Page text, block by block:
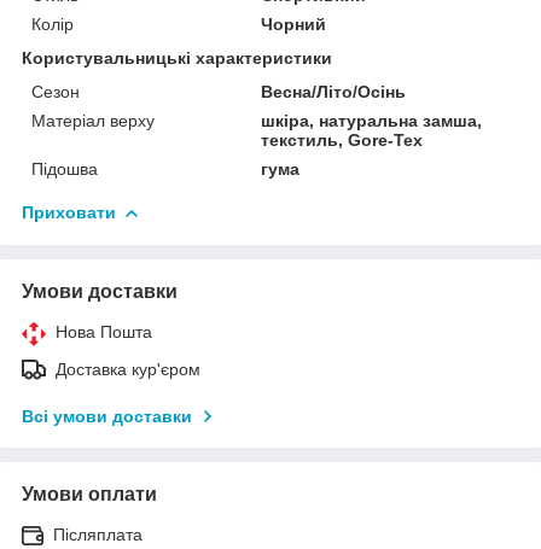
Колір
Чорний
Користувальницькі характеристики
Сезон
Весна/Літо/Осінь
Матеріал верху
шкіра, натуральна замша,
текстиль, Gore-Tex
Підошва
гума
Приховати
Умови доставки
Нова Пошта
Доставка кур'єром
Всі умови доставки
Умови оплати
Післяплата